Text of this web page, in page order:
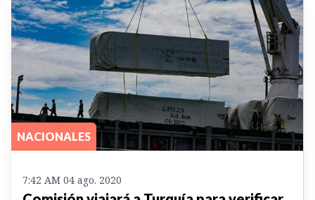
NACIONALES
7:42 AM 04 ago. 2020